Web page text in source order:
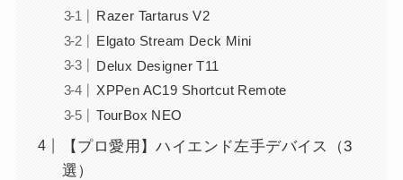
Razer Tartarus V2
Elgato Stream Deck Mini
Delux Designer T11
XPPen AC19 Shortcut Remote
TourBox NEO
【プロ愛用】ハイエンド左手デバイス（3
選）